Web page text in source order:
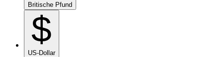
Britische Pfund
$
US-Dollar